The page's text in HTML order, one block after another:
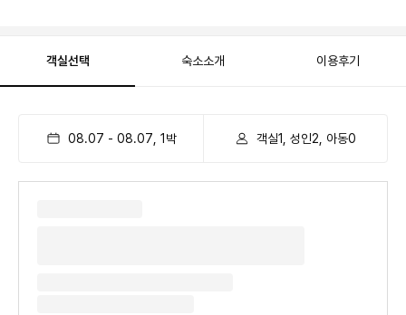
객실선택 숙소소개 이용후기
08.07 - 08.07 1 박 객실1, 성인2, 아동0